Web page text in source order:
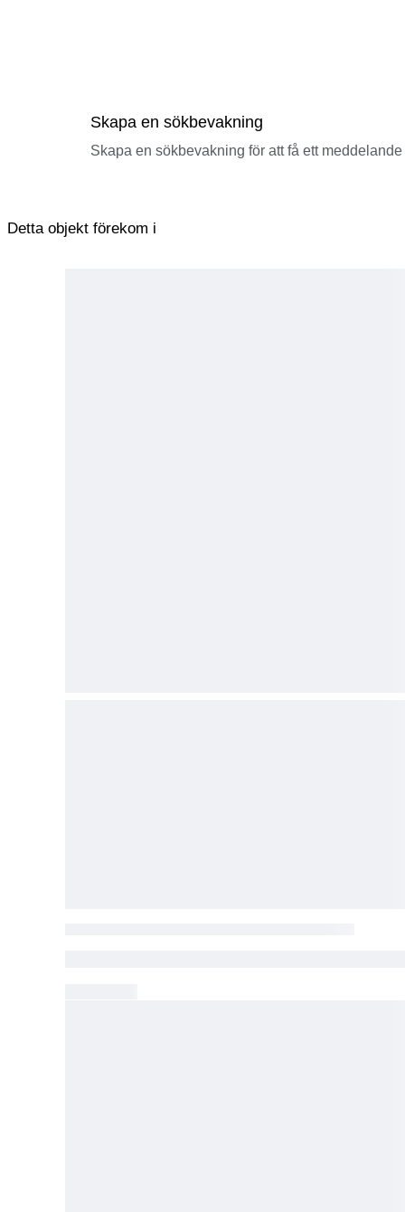
Skapa en sökbevakning
Skapa en sökbevakning för att få ett
Detta objekt förekom i